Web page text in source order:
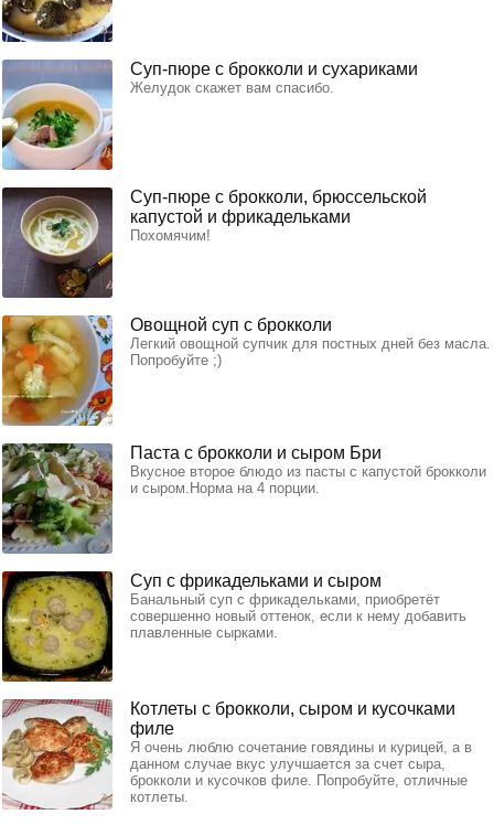
Суп-пюре с брокколи и сухариками
Желудок скажет вам спасибо.
Суп-пюре с брокколи, брюссельской
капустой и фрикадельками
Похомячим!
Овощной суп с брокколи
Легкий овощной супчик для постных дней без масла.
Попробуйте ;)
Паста с брокколи и сыром Бри
Вкусное второе блюдо из пасты с капустой брокколи
и сыром.Норма на 4 порции.
Суп с фрикадельками и сыром
Банальный суп с фрикадельками, приобретёт
совершенно новый оттенок, если к нему добавить
плавленные сырками.
Котлеты с брокколи, сыром и кусочками
филе
Я очень люблю сочетание говядины и курицей, а в
данном случае вкус улучшается за счет сыра,
брокколи и кусочков филе. Попробуйте, отличные
котлеты.